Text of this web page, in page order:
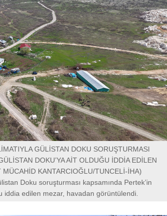
GÜLİSTAN DOKU SORUŞTURMASI
DOKU’YA AİT OLDUĞU İDDİA EDİLEN
KANTARCIOĞLU/TUNCELİ-İHA)
Doku soruşturması kapsamında Pertek’in
iddia edilen mezar, havadan görüntülendi.